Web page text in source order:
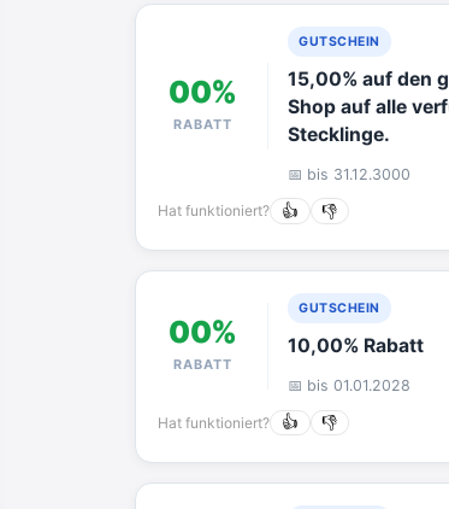
00%
RABATT
GUTSCHEIN
15,00% auf den
Shop auf alle
Stecklinge.
📅 bis 31.12.3000
Hat funktioniert? 👍 👎
00%
RABATT
GUTSCHEIN
10,00% Rabatt
📅 bis 01.01.2028
Hat funktioniert? 👍 👎